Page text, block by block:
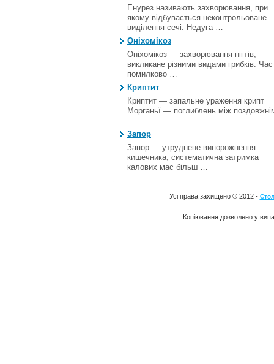
Енурез називають захворювання, при
якому відбувається неконтрольоване
виділення сечі. Недуга …
Оніхомікоз
Оніхомікоз — захворювання нігтів,
викликане різними видами грибків.
помилково …
Криптит
Криптит — запальне ураження крипт
Морганьї — поглиблень між
…
Запор
Запор — утруднене випорожнення
кишечника, систематична затримка
калових мас більш …
Усі права захищено © 2012 -
Копіювання дозволено у